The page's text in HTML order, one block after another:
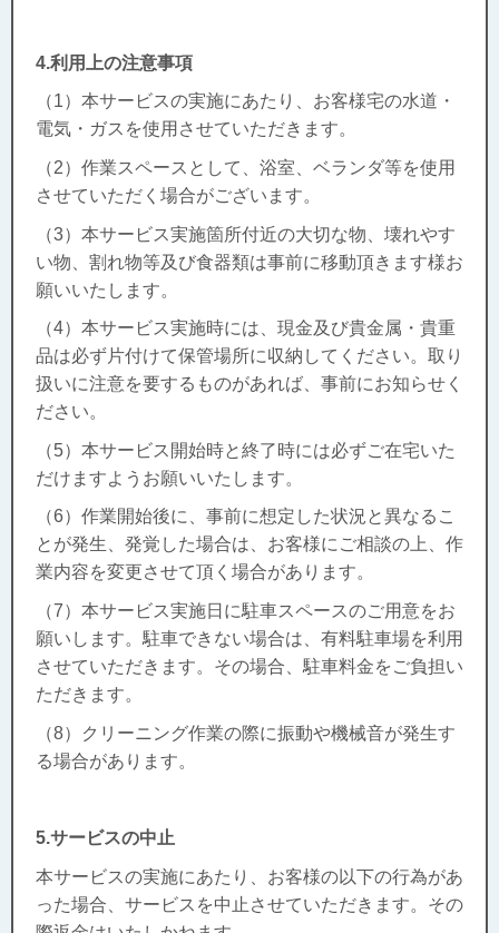
4.利用上の注意事項
（1）本サービスの実施にあたり、お客様宅の水道・
電気・ガスを使用させていただきます。
（2）作業スペースとして、浴室、ベランダ等を使用
させていただく場合がございます。
（3）本サービス実施箇所付近の大切な物、壊れやす
い物、割れ物等及び食器類は事前に移動頂きます様お
願いいたします。
（4）本サービス実施時には、現金及び貴金属・貴重
品は必ず片付けて保管場所に収納してください。取り
扱いに注意を要するものがあれば、事前にお知らせく
ださい。
（5）本サービス開始時と終了時には必ずご在宅いた
だけますようお願いいたします。
（6）作業開始後に、事前に想定した状況と異なるこ
とが発生、発覚した場合は、お客様にご相談の上、作
業内容を変更させて頂く場合があります。
（7）本サービス実施日に駐車スペースのご用意をお
願いします。駐車できない場合は、有料駐車場を利用
させていただきます。その場合、駐車料金をご負担い
ただきます。
（8）クリーニング作業の際に振動や機械音が発生す
る場合があります。
5.サービスの中止
本サービスの実施にあたり、お客様の以下の行為があ
った場合、サービスを中止させていただきます。その